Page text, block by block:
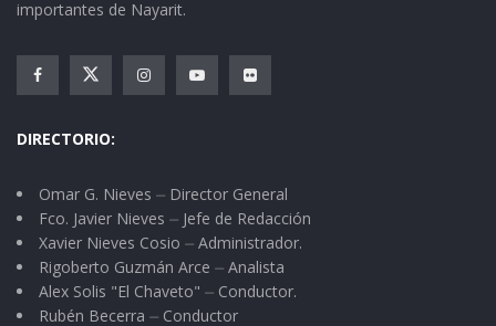
importantes de Nayarit.
DIRECTORIO:
Omar G. Nieves ⏤ Director General
Fco. Javier Nieves ⏤ Jefe de Redacción
Xavier Nieves Cosio ⏤ Administrador.
Rigoberto Guzmán Arce ⏤ Analista
Alex Solis "El Chaveto" ⏤ Conductor.
Rubén Becerra ⏤ Conductor